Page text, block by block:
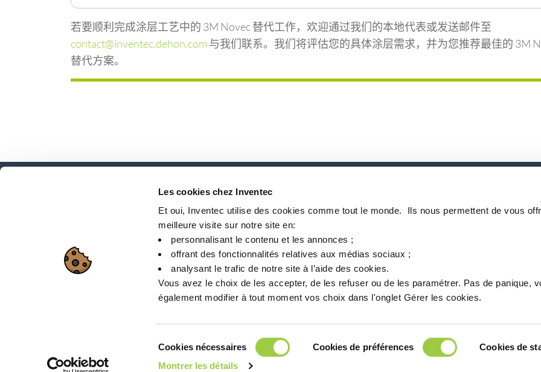
Les cookies chez Inventec
Et oui, Inventec utilise des cookies comme tout le monde. ​ Ils nous permettent de vous
meilleure visite sur notre site en:​
personnalisant le contenu et les annonces ;​
offrant des fonctionnalités relatives aux médias sociaux ; ​
analysant le trafic de notre site à l’aide des cookies.​
Vous avez le choix de les accepter, de les refuser ou de les paramétrer.​ Pas de panique,
également modifier à tout moment vos choix dans l'onglet Gérer les cookies.​ ​ ​
consentement
Cookies nécessaires Cookies de préférences
Cookies de
Montrer les détails
若要顺利完成涂层工艺中的 3M Novec 替代工作，欢迎通过我们的本地代表或发送邮件至
contact@inventec.dehon.com 与我们联系。我们将评估您的具体涂层需求，并为您推荐最佳的 3M
替代方案。
新闻、服务、产品、..
与我们的时事通讯保持联系！
站点地图 关于Inventec 服务定位 新闻 MSDS finder
26 Rue des Coulons - 94360 Bry-sur-Marne - 法国 +33 (0)1 43 98 75 00